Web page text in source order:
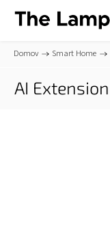
Domov / Smart Home /
AI Extension